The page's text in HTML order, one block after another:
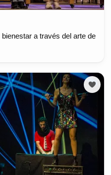
a través del arte de